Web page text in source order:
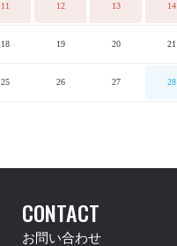
11 12 13 14
18 19 20 21
25 26 27 28
CONTACT
お問い合わせ